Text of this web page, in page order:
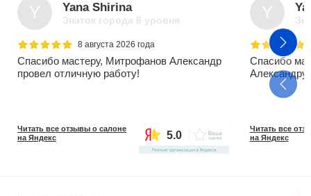
Y Yana Shirina
Знаток города 6 уровня
8 августа 2026 года
Спасибо мастеру, Митрофанов Александр
провел отличную работу!
Читать все отзывы о салоне
на Яндекс
5.0
Y
Спасибо
Читать все
на Яндекс